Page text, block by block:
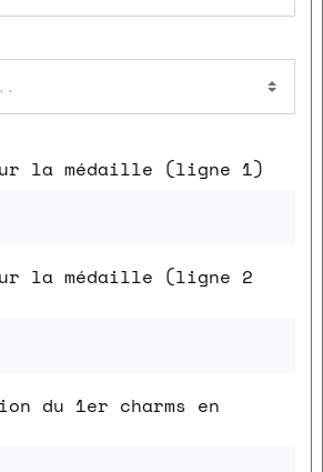
la médaille (ligne 1)
la médaille (ligne 2
du 1er charms en